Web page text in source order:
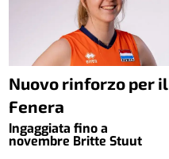
Nuovo rinforzo per il
Fenera
Ingaggiata fino a
novembre Britte Stuut